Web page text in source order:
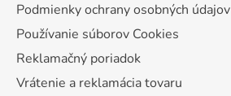
Podmienky ochrany osobných údajov
Používanie súborov Cookies
Reklamačný poriadok
Vrátenie a reklamácia tovaru